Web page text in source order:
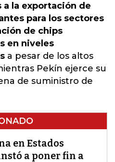
a la exportación de
para los sectores
de chips
en niveles
a pesar de los altos
Pekín ejerce su
de suministro de
en Estados
a poner fin a